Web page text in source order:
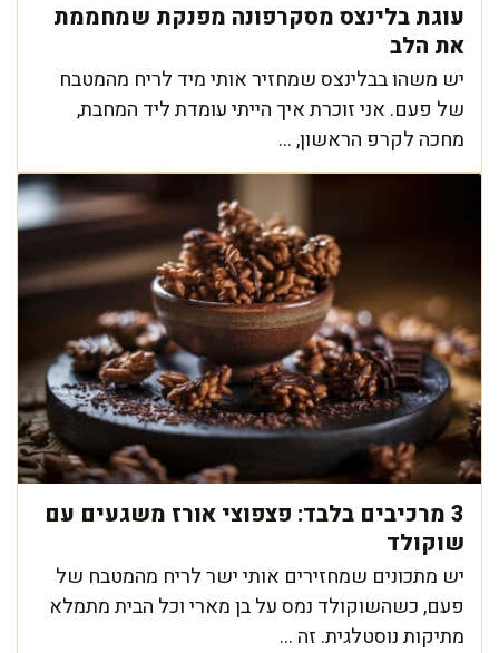
עוגת בלינצס מסקרפונה מפנקת שמחממת
את הלב
יש משהו בבלינצס שמחזיר אותי מיד לריח מהמטבח
של פעם. אני זוכרת איך הייתי עומדת ליד המחבת,
מחכה לקרפ הראשון, ...
3 מרכיבים בלבד: פצפוצי אורז משגעים עם
שוקולד
יש מתכונים שמחזירים אותי ישר לריח מהמטבח של
פעם, כשהשוקולד נמס על בן מארי וכל הבית מתמלא
מתיקות נוסטלגית. זה ...